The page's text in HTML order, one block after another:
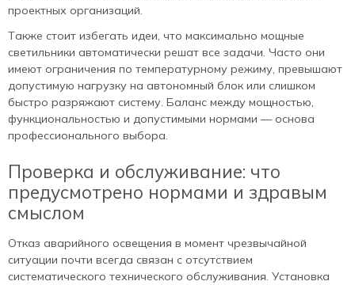
проектных организаций.
Также стоит избегать идеи, что максимально мощные
светильники автоматически решат все задачи. Часто они
имеют ограничения по температурному режиму, превышают
допустимую нагрузку на автономный блок или слишком
быстро разряжают систему. Баланс между мощностью,
функциональностью и допустимыми нормами — основа
профессионального выбора.
Проверка и обслуживание: что
предусмотрено нормами и здравым
смыслом
Отказ аварийного освещения в момент чрезвычайной
ситуации почти всегда связан с отсутствием
систематического технического обслуживания. Установка